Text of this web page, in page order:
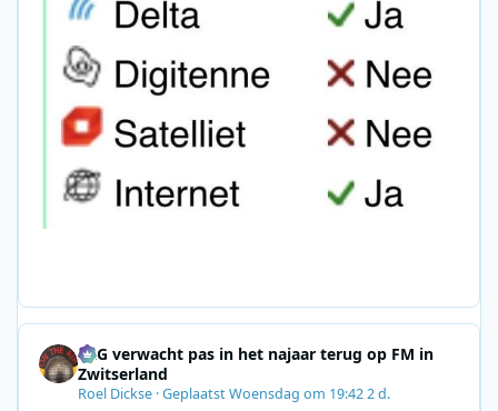
SRG verwacht pas in het najaar terug op FM in
Zwitserland
Roel Dickse ·GeplaatstWoensdag om 19:422 d.